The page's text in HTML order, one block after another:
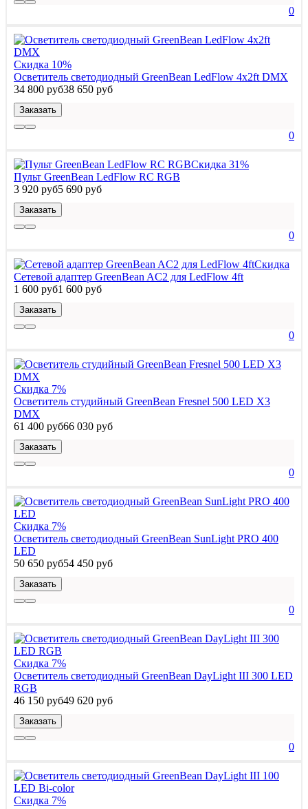
0
Скидка 10%
Осветитель светодиодный GreenBean LedFlow 4х2ft DMX
34 800 руб38 650 руб
Заказать
0
Скидка 31%
Пульт GreenBean LedFlow RC RGB
3 920 руб5 690 руб
Заказать
0
Скидка
Сетевой адаптер GreenBean AC2 для LedFlow 4ft
1 600 руб1 600 руб
Заказать
0
Скидка 7%
Осветитель студийный GreenBean Fresnel 500 LED X3
DMX
61 400 руб66 030 руб
Заказать
0
Скидка 7%
Осветитель светодиодный GreenBean SunLight PRO 400
LED
50 650 руб54 450 руб
Заказать
0
Скидка 7%
Осветитель светодиодный GreenBean DayLight III 300 LED
RGB
46 150 руб49 620 руб
Заказать
0
Скидка 7%